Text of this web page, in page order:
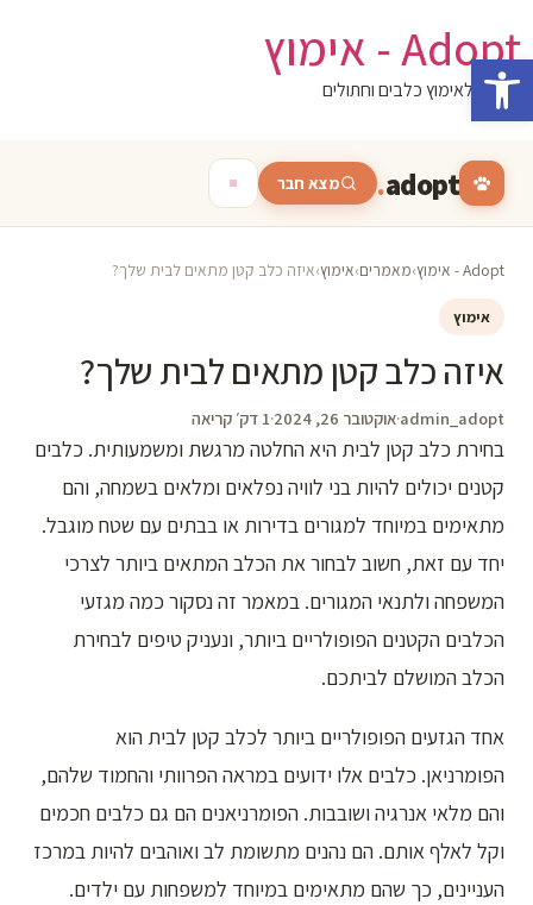
פתח סרגל נגישות
לתוכן
Adopt - אימוץ
המגזין לאימוץ כלבים וחתולים
adopt
. מצא חבר
Adopt - אימוץ ›מאמרים›אימוץ›איזה כלב קטן מתאים לבית שלך?
אימוץ
איזה כלב קטן מתאים לבית שלך?
admin_adopt
·אוקטובר 26, 2024 ·1 דק׳ קריאה
בחירת כלב קטן לבית היא החלטה מרגשת ומשמעותית. כלבים
קטנים יכולים להיות בני לוויה נפלאים ומלאים בשמחה, והם
מתאימים במיוחד למגורים בדירות או בבתים עם שטח מוגבל.
יחד עם זאת, חשוב לבחור את הכלב המתאים ביותר לצרכי
המשפחה ולתנאי המגורים. במאמר זה נסקור כמה מגזעי
הכלבים הקטנים הפופולריים ביותר, ונעניק טיפים לבחירת
הכלב המושלם לביתכם.
אחד הגזעים הפופולריים ביותר לכלב קטן לבית הוא
הפומרניאן. כלבים אלו ידועים במראה הפרוותי והחמוד שלהם,
והם מלאי אנרגיה ושובבות. הפומרניאנים הם גם כלבים חכמים
וקל לאלף אותם. הם נהנים מתשומת לב ואוהבים להיות במרכז
העניינים, כך שהם מתאימים במיוחד למשפחות עם ילדים.